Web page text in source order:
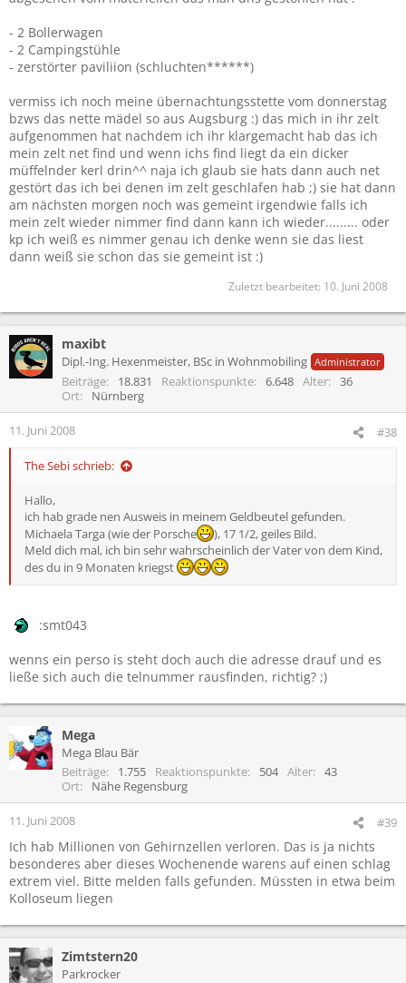
- 2 Bollerwagen
- 2 Campingstühle
- zerstörter paviliion (schluchten******)
vermiss ich noch meine übernachtungsstette vom donnerstag
bzws das nette mädel so aus Augsburg :) das mich in ihr zelt
aufgenommen hat nachdem ich ihr klargemacht hab das ich
mein zelt net find und wenn ichs find liegt da ein dicker
müffelnder kerl drin^^ naja ich glaub sie hats dann auch net
gestört das ich bei denen im zelt geschlafen hab ;) sie hat dann
am nächsten morgen noch was gemeint irgendwie falls ich
mein zelt wieder nimmer find dann kann ich wieder......... oder
kp ich weiß es nimmer genau ich denke wenn sie das liest
dann weiß sie schon das sie gemeint ist :)
Zuletzt bearbeitet: 10. Juni 2008
maxibt
Dipl.-Ing. Hexenmeister, BSc in Wohnmobiling Administrator
Beiträge 18.831 Reaktionspunkte 6.648 Alter
36
Ort
Nürnberg
11. Juni 2008 #38
The Sebi schrieb:
Hallo,
ich hab grade nen Ausweis in meinem Geldbeutel gefunden.
Michaela Targa (wie der Porsche
), 17 1/2, geiles Bild.
Meld dich mal, ich bin sehr wahrscheinlich der Vater von dem Kind,
des du in 9 Monaten kriegst
:smt043
wenns ein perso is steht doch auch die adresse drauf und es
ließe sich auch die telnummer rausfinden, richtig? ;)
Mega
Mega Blau Bär
Beiträge
1.755 Reaktionspunkte 504 Alter
43
Ort
Nähe Regensburg
11. Juni 2008 #39
Ich hab Millionen von Gehirnzellen verloren. Das is ja nichts
besonderes aber dieses Wochenende warens auf einen schlag
extrem viel. Bitte melden falls gefunden. Müssten in etwa beim
Kolloseum liegen
Zimtstern20
Parkrocker